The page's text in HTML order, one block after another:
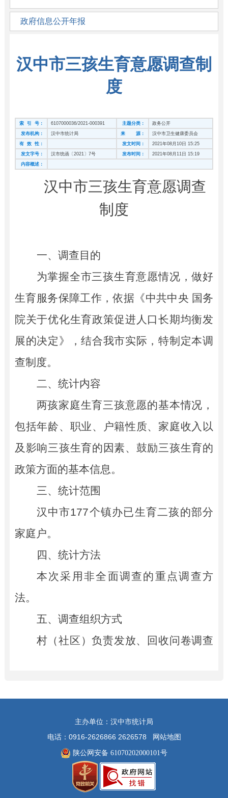
政府信息公开年报
汉中市三孩生育意愿调查制
度
索 引 号： 6107000036/2021-000391 主题分类：
政务公开
发布机构：
汉中市统计局 来 源：
汉中市卫生健康委员会
有 效 性：
发文时间：
2021年08月10日 15:25
发文字号：
汉市统函〔2021〕7号 发布时间：
2021年08月11日 15:19
内容概述：
汉中市三孩生育意愿调查
制度
一、调查目的
为掌握全市三孩生育意愿情况，做好
生育服务保障工作，依据《中共中央 国务
院关于优化生育政策促进人口长期均衡发
展的决定》，结合我市实际，特制定本调
查制度。
二、统计内容
两孩家庭生育三孩意愿的基本情况，
包括年龄、职业、户籍性质、家庭收入以
及影响三孩生育的因素、鼓励三孩生育的
政策方面的基本信息。
三、统计范围
汉中市177个镇办已生育二孩的部分
家庭户。
四、统计方法
本次 采用非全面调查的重点调查方
法。
五、调查组织方式
村（社区）负责发放、回收问卷调查
监测与家庭发展科 负责全市
六、数据发布
本报表制度中的数据仅限内部使用，
主办单位：汉中市统计局
电话：0916-2626866 2626578
网站地图
陕公网安备 61070202000101号